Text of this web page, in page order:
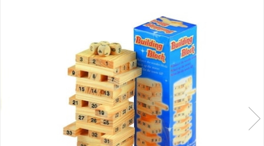
Gaming, Carti & Birotica
Carti pentru copii
Activitati extracurriculare
Povesti pentru copii
Carti de Povesti pentru Copii
Rechizite si papetarie pentru